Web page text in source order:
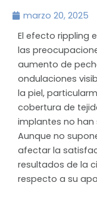
marzo 20, 2025
El efecto rippling
las
aumento de
ondulaciones
la piel,
cobertura de
implantes no
Aunque no
afectar la
resultados de la
respecto a su